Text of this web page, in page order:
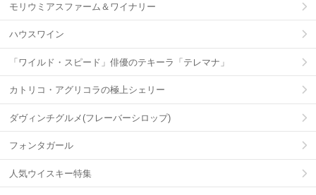
モリウミアスファーム＆ワイナリー
ハウスワイン
「ワイルド・スピード」俳優のテキーラ「テレマナ」
カトリコ・アグリコラの極上シェリー
ダヴィンチグルメ(フレーバーシロップ)
フォンタガール
人気ウイスキー特集